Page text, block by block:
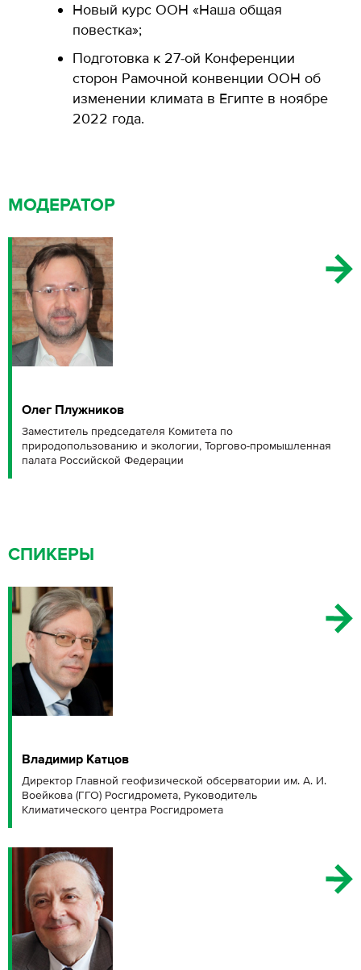
Новый курс ООН «Наша общая
повестка»;
Подготовка к 27-ой Конференции
сторон Рамочной конвенции ООН об
изменении климата в Египте в ноябре
2022 года.
МОДЕРАТОР
Олег Плужников
Заместитель председателя Комитета по
природопользованию и экологии, Торгово-промышленная
палата Российской Федерации
СПИКЕРЫ
Владимир Катцов
Директор Главной геофизической обсерватории им. А. И.
Воейкова (ГГО) Росгидромета, Руководитель
Климатического центра Росгидромета